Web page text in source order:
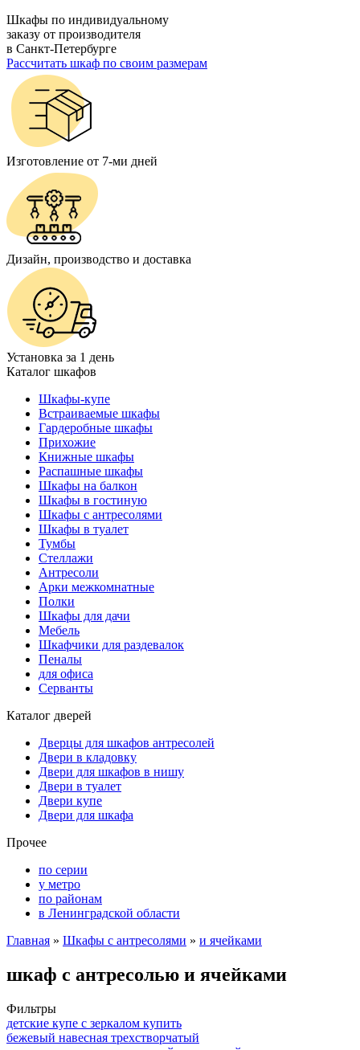
Шкафы по индивидуальному
заказу от производителя
в Санкт-Петербурге
Рассчитать шкаф по своим размерам
Изготовление от 7-ми дней
Дизайн, производство и доставка
Установка за 1 день
Каталог шкафов
Шкафы-купе
Встраиваемые шкафы
Гардеробные шкафы
Прихожие
Книжные шкафы
Распашные шкафы
Шкафы на балкон
Шкафы в гостиную
Шкафы с антресолями
Шкафы в туалет
Тумбы
Стеллажи
Антресоли
Арки межкомнатные
Полки
Шкафы для дачи
Мебель
Шкафчики для раздевалок
Пеналы
для офиса
Серванты
Каталог дверей
Дверцы для шкафов антресолей
Двери в кладовку
Двери для шкафов в нишу
Двери в туалет
Двери купе
Двери для шкафа
Прочее
по серии
у метро
по районам
в Ленинградской области
Главная » Шкафы с антресолями » и ячейками
шкаф с антресолью и ячейками
Фильтры
детские купе с зеркалом купить
бежевый навесная трехстворчатый